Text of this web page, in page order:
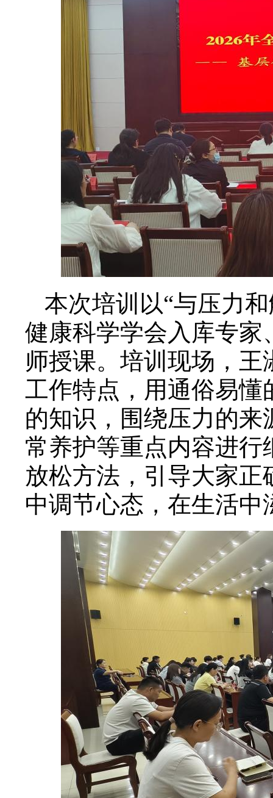
本次培训以“与压力
健康科学学会入库专
师授课。培训现场，
工作特点，用通俗易
的知识，围绕压力的
常养护等重点内容进
放松方法，引导大家
中调节心态，在生活